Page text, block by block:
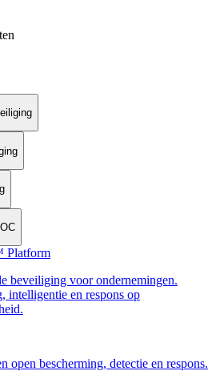
Platform
beveiliging voor ondernemingen.
intelligentie en respons op
open bescherming, detectie en respons.